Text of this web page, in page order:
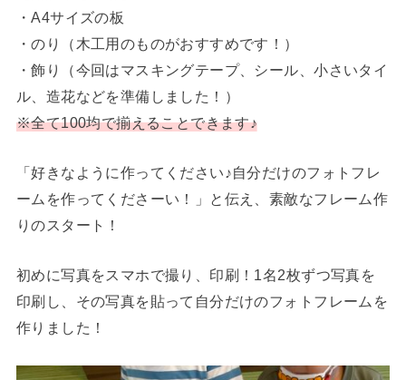
・A4サイズの板
・のり（木工用のものがおすすめです！）
・飾り（今回はマスキングテープ、シール、小さいタイ
ル、造花などを準備しました！）
※全て100均で揃えることできます♪
「好きなように作ってください♪自分だけのフォトフレ
ームを作ってくださーい！」と伝え、素敵なフレーム作
りのスタート！
初めに写真をスマホで撮り、印刷！1名2枚ずつ写真を
印刷し、その写真を貼って自分だけのフォトフレームを
作りました！